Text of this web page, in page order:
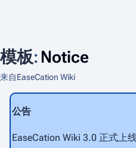
模板: Notice
来自EaseCation Wiki
公告
EaseCation Wiki 3.0 正式上